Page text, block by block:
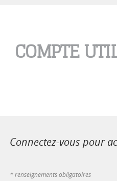
COMPTE
Connectez-vous pour
* renseignements obligatoires